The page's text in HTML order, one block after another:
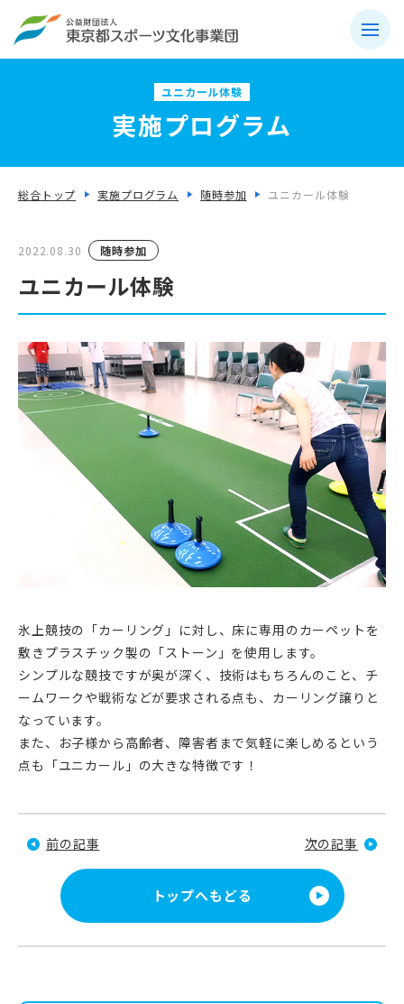
ユニカール体験
実施プログラム
総合トップ 実施プログラム 随時参加 ユニカール体験
2022.08.30 随時参加
ユニカール体験
氷上競技の「カーリング」に対し、床に専用のカーペットを
敷きプラスチック製の「ストーン」を使用します。
シンプルな競技ですが奥が深く、技術はもちろんのこと、チ
ームワークや戦術などが要求される点も、カーリング譲りと
なっています。
また、お子様から高齢者、障害者まで気軽に楽しめるという
点も「ユニカール」の大きな特徴です！
前の記事 次の記事
トップへもどる